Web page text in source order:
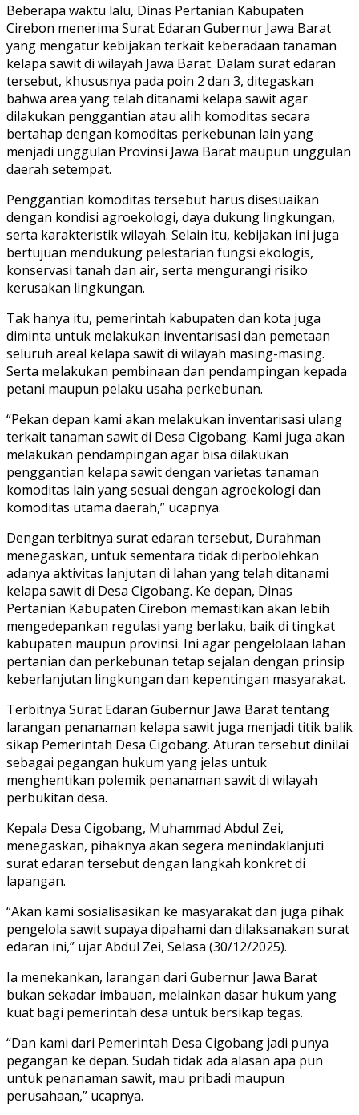
Beberapa waktu lalu, Dinas Pertanian Kabupaten
Cirebon menerima Surat Edaran Gubernur Jawa Barat
yang mengatur kebijakan terkait keberadaan tanaman
kelapa sawit di wilayah Jawa Barat. Dalam surat edaran
tersebut, khususnya pada poin 2 dan 3, ditegaskan
bahwa area yang telah ditanami kelapa sawit agar
dilakukan penggantian atau alih komoditas secara
bertahap dengan komoditas perkebunan lain yang
menjadi unggulan Provinsi Jawa Barat maupun unggulan
daerah setempat.
Penggantian komoditas tersebut harus disesuaikan
dengan kondisi agroekologi, daya dukung lingkungan,
serta karakteristik wilayah. Selain itu, kebijakan ini juga
bertujuan mendukung pelestarian fungsi ekologis,
konservasi tanah dan air, serta mengurangi risiko
kerusakan lingkungan.
Tak hanya itu, pemerintah kabupaten dan kota juga
diminta untuk melakukan inventarisasi dan pemetaan
seluruh areal kelapa sawit di wilayah masing-masing.
Serta melakukan pembinaan dan pendampingan kepada
petani maupun pelaku usaha perkebunan.
“Pekan depan kami akan melakukan inventarisasi ulang
terkait tanaman sawit di Desa Cigobang. Kami juga akan
melakukan pendampingan agar bisa dilakukan
penggantian kelapa sawit dengan varietas tanaman
komoditas lain yang sesuai dengan agroekologi dan
komoditas utama daerah,” ucapnya.
Dengan terbitnya surat edaran tersebut, Durahman
menegaskan, untuk sementara tidak diperbolehkan
adanya aktivitas lanjutan di lahan yang telah ditanami
kelapa sawit di Desa Cigobang. Ke depan, Dinas
Pertanian Kabupaten Cirebon memastikan akan lebih
mengedepankan regulasi yang berlaku, baik di tingkat
kabupaten maupun provinsi. Ini agar pengelolaan lahan
pertanian dan perkebunan tetap sejalan dengan prinsip
keberlanjutan lingkungan dan kepentingan masyarakat.
Terbitnya Surat Edaran Gubernur Jawa Barat tentang
larangan penanaman kelapa sawit juga menjadi titik balik
sikap Pemerintah Desa Cigobang. Aturan tersebut dinilai
sebagai pegangan hukum yang jelas untuk
menghentikan polemik penanaman sawit di wilayah
perbukitan desa.
Kepala Desa Cigobang, Muhammad Abdul Zei,
menegaskan, pihaknya akan segera menindaklanjuti
surat edaran tersebut dengan langkah konkret di
lapangan.
“Akan kami sosialisasikan ke masyarakat dan juga pihak
pengelola sawit supaya dipahami dan dilaksanakan surat
edaran ini,” ujar Abdul Zei, Selasa (30/12/2025).
Ia menekankan, larangan dari Gubernur Jawa Barat
bukan sekadar imbauan, melainkan dasar hukum yang
kuat bagi pemerintah desa untuk bersikap tegas.
“Dan kami dari Pemerintah Desa Cigobang jadi punya
pegangan ke depan. Sudah tidak ada alasan apa pun
untuk penanaman sawit, mau pribadi maupun
perusahaan,” ucapnya.